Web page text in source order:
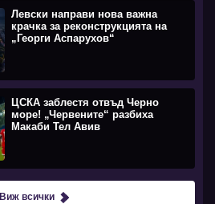
Левски направи нова важна
крачка за реконструкцията на
„Георги Аспарухов“
ЦСКА заблестя отвъд Черно
море! „Червените“ разбиха
Макаби Тел Авив
Виж всички